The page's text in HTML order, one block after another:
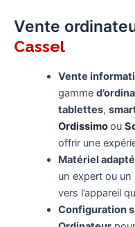
Vente
Cassel
Vente
gamme
tablettes,
Ordissimoou
offrir une
Matériel
un expert ou
vers l’appareil
Configuration